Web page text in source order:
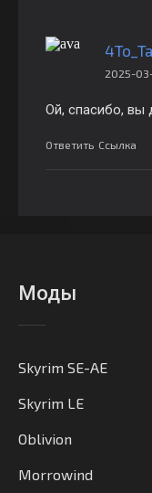
2025-
Ой, спасибо, вы
Ответить Ссылка
Моды
Skyrim SE-AE
Skyrim LE
Oblivion
Morrowind